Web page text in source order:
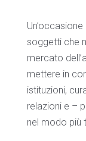
soggetti che
mercato
mettere in
istituzioni,
relazioni e –
nel modo più